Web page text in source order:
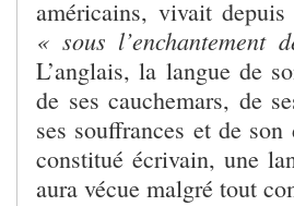
américains, vivait
« sous
L’anglais, la langue de
de ses cauchemars, de
ses souffrances et de
constitué écrivain, une
aura vécue malgré tout